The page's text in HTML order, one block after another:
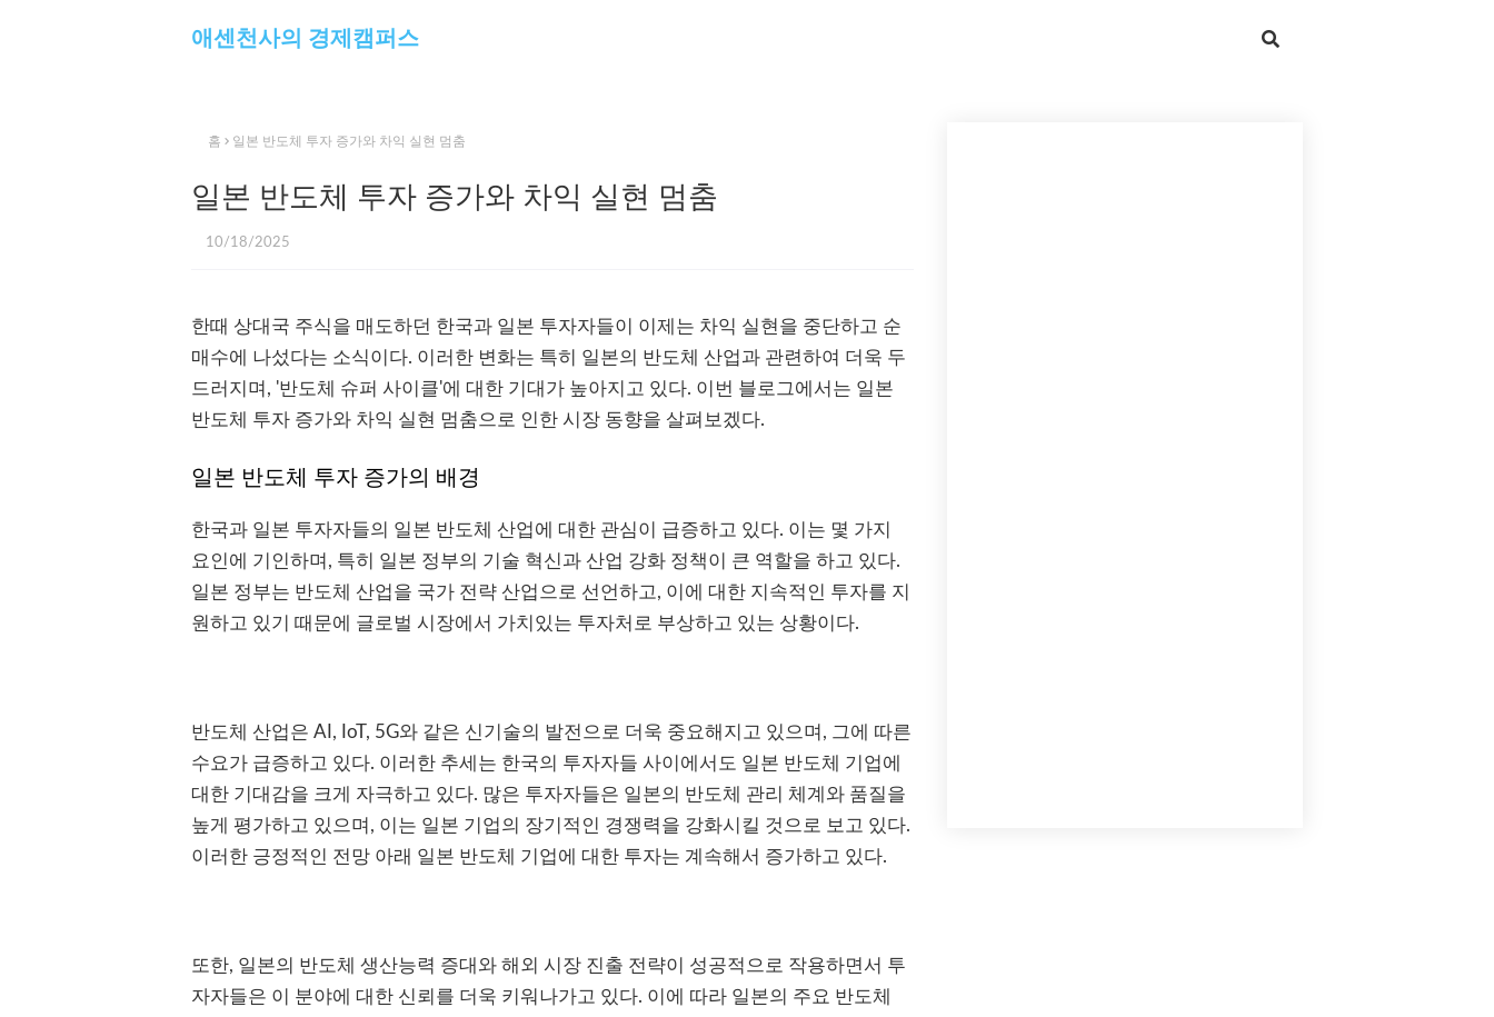
애센천사의 경제캠퍼스
홈 일본 반도체 투자 증가와 차익 실현 멈춤
일본 반도체 투자 증가와 차익 실현 멈춤
10/18/2025
한때 상대국 주식을 매도하던 한국과 일본 투자자들이 이제는 차익 실현을 중단하고 순
매수에 나섰다는 소식이다. 이러한 변화는 특히 일본의 반도체 산업과 관련하여 더욱 두
드러지며, '반도체 슈퍼 사이클'에 대한 기대가 높아지고 있다. 이번 블로그에서는 일본
반도체 투자 증가와 차익 실현 멈춤으로 인한 시장 동향을 살펴보겠다.
일본 반도체 투자 증가의 배경
한국과 일본 투자자들의 일본 반도체 산업에 대한 관심이 급증하고 있다. 이는 몇 가지
요인에 기인하며, 특히 일본 정부의 기술 혁신과 산업 강화 정책이 큰 역할을 하고 있다.
일본 정부는 반도체 산업을 국가 전략 산업으로 선언하고, 이에 대한 지속적인 투자를 지
원하고 있기 때문에 글로벌 시장에서 가치있는 투자처로 부상하고 있는 상황이다.
반도체 산업은 AI, IoT, 5G와 같은 신기술의 발전으로 더욱 중요해지고 있으며, 그에 따른
수요가 급증하고 있다. 이러한 추세는 한국의 투자자들 사이에서도 일본 반도체 기업에
대한 기대감을 크게 자극하고 있다. 많은 투자자들은 일본의 반도체 관리 체계와 품질을
높게 평가하고 있으며, 이는 일본 기업의 장기적인 경쟁력을 강화시킬 것으로 보고 있다.
이러한 긍정적인 전망 아래 일본 반도체 기업에 대한 투자는 계속해서 증가하고 있다.
또한, 일본의 반도체 생산능력 증대와 해외 시장 진출 전략이 성공적으로 작용하면서 투
자자들은 이 분야에 대한 신뢰를 더욱 키워나가고 있다. 이에 따라 일본의 주요 반도체